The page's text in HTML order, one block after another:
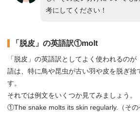
考にしてください！
「脱皮」の英語訳①molt
「脱皮」の英語訳としてよく使われるの
語は、特に鳥や昆虫が古い羽や皮を脱ぎ捨
す。
それでは例文をいくつか見てみましょう。
①The snake molts its skin regularly.（その